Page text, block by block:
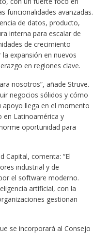
funcionalidades avanzadas.
de datos, producto,
interna para escalar de
de crecimiento
expansión en nuevos
en regiones clave.
nosotros”, añade Struve.
negocios sólidos y cómo
apoyo llega en el momento
en Latinoamérica y
oportunidad para
Capital, comenta: “El
industrial y de
el software moderno.
artificial, con la
gestionan
se incorporará al Consejo